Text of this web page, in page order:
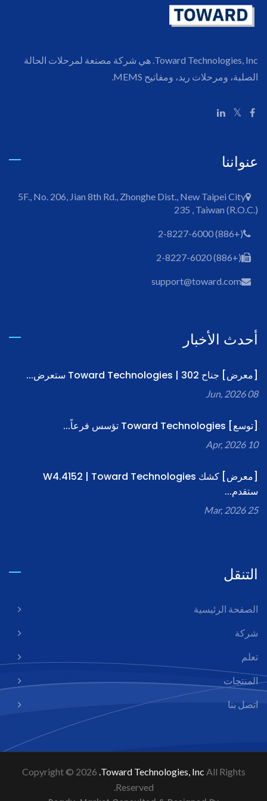
Toward Technologies, Inc. هي شركة مصنعة لمرحلات الحالة
الصلبة، ومرحلات ريد، ومفاتيح MEMS.
عنواننا
5F., No. 206, Jian 8th Rd., Zhonghe Dist., New Taipei City
235 , Taiwan (R.O.C.)
(+886) 2-8227-6000
(+886) 2-8227-6020
support@toward.com
أحدث الأخبار
[معرض] جناح 302 | Toward Technologies ستعرض...
08 Jun, 2026
[توسع] Toward Technologies تؤسس فرعاً...
10 Apr, 2026
[معرض] كشك W4.4152 | Toward Technologies
ستقدم...
25 Mar, 2026
التنقل
الصفحة الرئيسية
شركة
تعلم
المنتجات
اتصل بنا
Copyright © 2026 Toward Technologies, Inc. All Rights
Reserved.